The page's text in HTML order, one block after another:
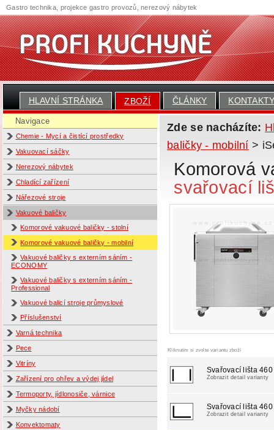
HLAVNÍ STRÁNKA ZBOŽÍ ČLÁNKY
Navigace
Chemie - Mycí a čistící prostředky
Vakuovací sáčky
Nerezový nábytek
Chladící zařízení
Nářezové stroje
Vakuové baličky
Komorové vakuové baličky - stolní
Komorové vakuové baličky - mobilní
Vakuové baličky s externím sáním -
ECONOMY
Vakuové baličky s externím sáním -
Professional
Vakuové balicí stroje průmyslové
Příslušenství
Varná technika
Pece
Vitríny
Zařízení pro ohřev a výdej jídel
Termoporty, jídlonosiče, várnice
Myčky nádobí
Konvektomaty
Zde se nacházíte:
baličky - mobilní >
Komorová
svařovací
Kliknutím si zvolte variantu zboží
Svařovací lišta
Zobrazit detail varianty
Svařovací lišta
Zobrazit detail varianty
Gastro technika, projekce gastro provozů, nerezový nábytek